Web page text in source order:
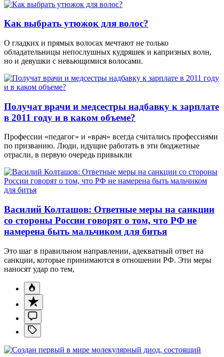
Как выбрать утюжок для волос?
О гладких и прямых волосах мечтают не только
обладательницы непослушных кудряшек и капризных волн,
но и девушки с невьющимися волосами.
Получат врачи и медсестры надбавку к зарплате
в 2011 году и в каком объеме?
Профессии «педагог» и «врач» всегда считались профессиями
по призванию. Люди, идущие работать в эти бюджетные
отрасли, в первую очередь привыкли
Василий Колташов: Ответные меры на санкции
со стороны России говорят о том, что РФ не
намерена быть мальчиком для битья
Это шаг в правильном направлении, адекватный ответ на
санкции, которые принимаются в отношении РФ. Эти меры
наносят удар по тем,